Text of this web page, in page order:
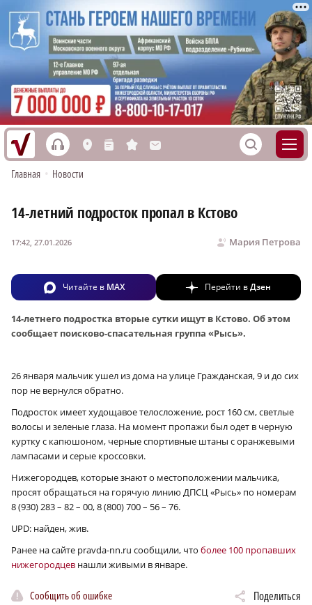
h L n s M S
Главная • Новости
14-летний подросток пропал в Кстово
Мария Петрова
17:42, 27.01.2026
Читайте в MAX Перейти вДзен
14-летнего подростка вторые сутки ищут в Кстово. Об этом
сообщает поисково-спасательная группа «Рысь».
26 января мальчик ушел из дома на улице Гражданская, 9 и до сих
пор не вернулся обратно.
Подросток имеет худощавое телосложение, рост 160 см, светлые
волосы и зеленые глаза. На момент пропажи был одет в черную
куртку с капюшоном, черные спортивные штаны с оранжевыми
лампасами и серые кроссовки.
Нижегородцев, которые знают о местоположении мальчика,
просят обращаться на горячую линию ДПСЦ «Рысь» по номерам
8 (930) 283 – 82 – 00, 8 (800) 700 – 56 – 76.
UPD: найден, жив.
Ранее на сайте pravda-nn.ru сообщили, что более 100 пропавших
нижегородцев нашли живыми в январе.
Сообщить об ошибке Поделиться